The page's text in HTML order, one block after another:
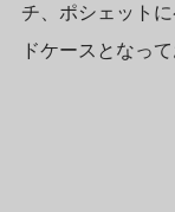
チ、ポシェット
ドケースとなって